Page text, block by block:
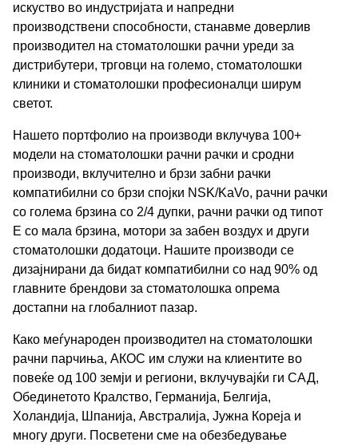
искуство во индустријата и напредни
производствени способности, станавме доверлив
производител на стоматолошки рачни уреди за
дистрибутери, трговци на големо, стоматолошки
клиники и стоматолошки професионалци ширум
светот.
Нашето портфолио на производи вклучува 100+
модели на стоматолошки рачни рачки и сродни
производи, вклучително и брзи забни рачки
компатибилни со брзи спојки NSK/KaVo, рачни рачки
со голема брзина со 2/4 дупки, рачни рачки од типот
Е со мала брзина, мотори за забен воздух и други
стоматолошки додатоци. Нашите производи се
дизајнирани да бидат компатибилни со над 90% од
главните брендови за стоматолошка опрема
достапни на глобалниот пазар.
Како меѓународен производител на стоматолошки
рачни парчиња, АКОС им служи на клиентите во
повеќе од 100 земји и региони, вклучувајќи ги САД,
Обединетото Кралство, Германија, Белгија,
Холандија, Шпанија, Австралија, Јужна Кореја и
многу други. Посветени сме на обезбедување